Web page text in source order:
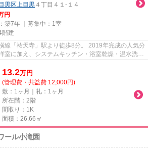
目黒区上目黒 ４丁目４１-１４
円
築7年 ｜募集中： 1室
階建
線「祐天寺」駅より徒歩8分。 2019年完成の人気分
室に加え、システムキッチン・浴室乾燥・温水洗浄
13.2万円
(管理費・共益費 12,000円)
敷：1ヶ月｜礼：1ヶ月
所在階：2階
間取り：1K
面積：26.66㎡
ール小滝園